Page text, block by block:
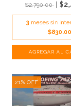
$2,790.00
3 meses sin
$830.00
21% OFF